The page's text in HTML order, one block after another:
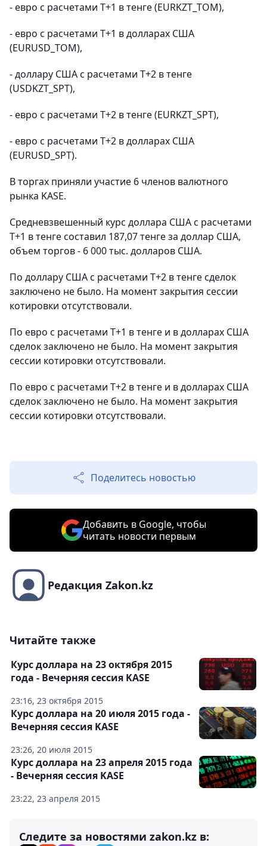
- евро с расчетами Т+1 в тенге (EURKZT_TOM),
- евро с расчетами Т+1 в долларах США
(EURUSD_TOM),
- доллару США с расчетами Т+2 в тенге
(USDKZT_SPT),
- евро с расчетами Т+2 в тенге (EURKZT_SPT),
- евро с расчетами Т+2 в долларах США
(EURUSD_SPT).
В торгах приняли участие 6 членов валютного
рынка KASE.
Средневзвешенный курс доллара США с расчетами
T+1 в тенге составил 187,07 тенге за доллар США,
объем торгов - 6 000 тыс. долларов США.
По доллару США с расчетами T+2 в тенге сделок
заключено не было. На момент закрытия сессии
котировки отсутствовали.
По евро с расчетами T+1 в тенге и в долларах США
сделок заключено не было. На момент закрытия
сессии котировки отсутствовали.
По евро с расчетами Т+2 в тенге и в долларах США
сделок заключено не было. На момент закрытия
сессии котировки отсутствовали.
Поделитесь новостью
Добавить в Google, чтобы
читать новости первым
Редакция Zakon.kz
Читайте также
23:16, 23 октября 2015
Курс доллара на 23 октября 2015
года - Вечерняя сессия KASE
23:26, 20 июля 2015
Курс доллара на 20 июля 2015 года -
Вечерняя сессия KASE
23:22, 23 апреля 2015
Курс доллара на 23 апреля 2015 года
- Вечерняя сессия KASE
Следите за новостями zakon.kz в: